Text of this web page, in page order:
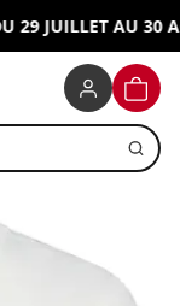
29 JUILLET AU 30